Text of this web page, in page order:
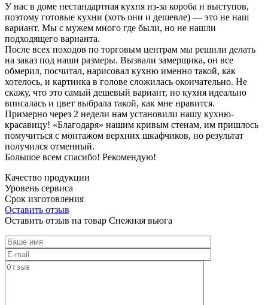
У нас в доме нестандартная кухня из-за короба и выступов,
поэтому готовые кухни (хоть они и дешевле) — это не наш
вариант. Мы с мужем много где были, но не нашли
подходящего варианта.
После всех походов по торговым центрам мы решили делать
на заказ под наши размеры. Вызвали замерщика, он все
обмерил, посчитал, нарисовал кухню именно такой, как
хотелось, и картинка в голове сложилась окончательно. Не
скажу, что это самый дешевый вариант, но кухня идеально
вписалась и цвет выбрала такой, как мне нравится.
Примерно через 2 недели нам установили нашу кухню-
красавицу! «Благодаря» нашим кривым стенам, им пришлось
помучиться с монтажом верхних шкафчиков, но результат
получился отменный.
Большое всем спасибо! Рекомендую!
Качество продукции
Уровень сервиса
Срок изготовления
Оставить отзыв
Оставить отзыв на товар Снежная вьюга